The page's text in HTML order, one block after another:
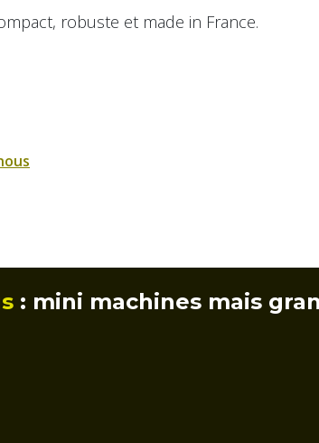
robuste et made in France.
: mini machines mais